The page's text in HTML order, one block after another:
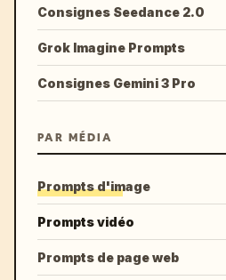
Consignes Seedance 2.0
Grok Imagine Prompts
Consignes Gemini 3 Pro
PAR MÉDIA
Prompts d'image
Prompts vidéo
Prompts de page web